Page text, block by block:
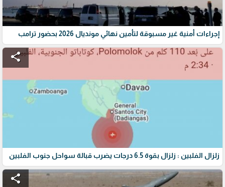
إجراءات أمنية غير مسبوقة لتأمين نهائي مونديال 2026 بحضور ترامب
share
زلزال الفلبين : زلزال بقوة 6.5 درجات يضرب قبالة سواحل جنوب الفلبين
share